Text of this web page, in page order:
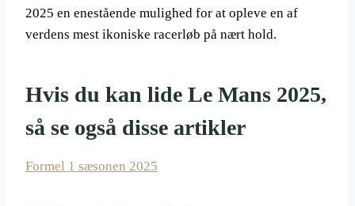
2025 en enestående mulighed for at opleve en af
verdens mest ikoniske racerløb på nært hold.
Hvis du kan lide Le Mans 2025,
så se også disse artikler
Formel 1 sæsonen 2025